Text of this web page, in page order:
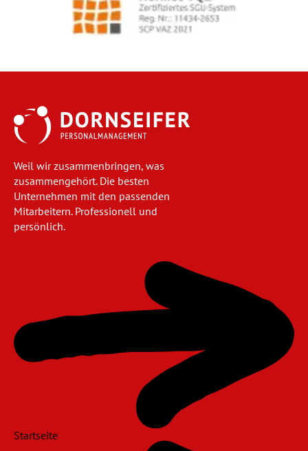
Weil wir zusammenbringen, was
zusammengehört. Die besten
Unternehmen mit den passenden
Mitarbeitern. Professionell und
persönlich.
Startseite